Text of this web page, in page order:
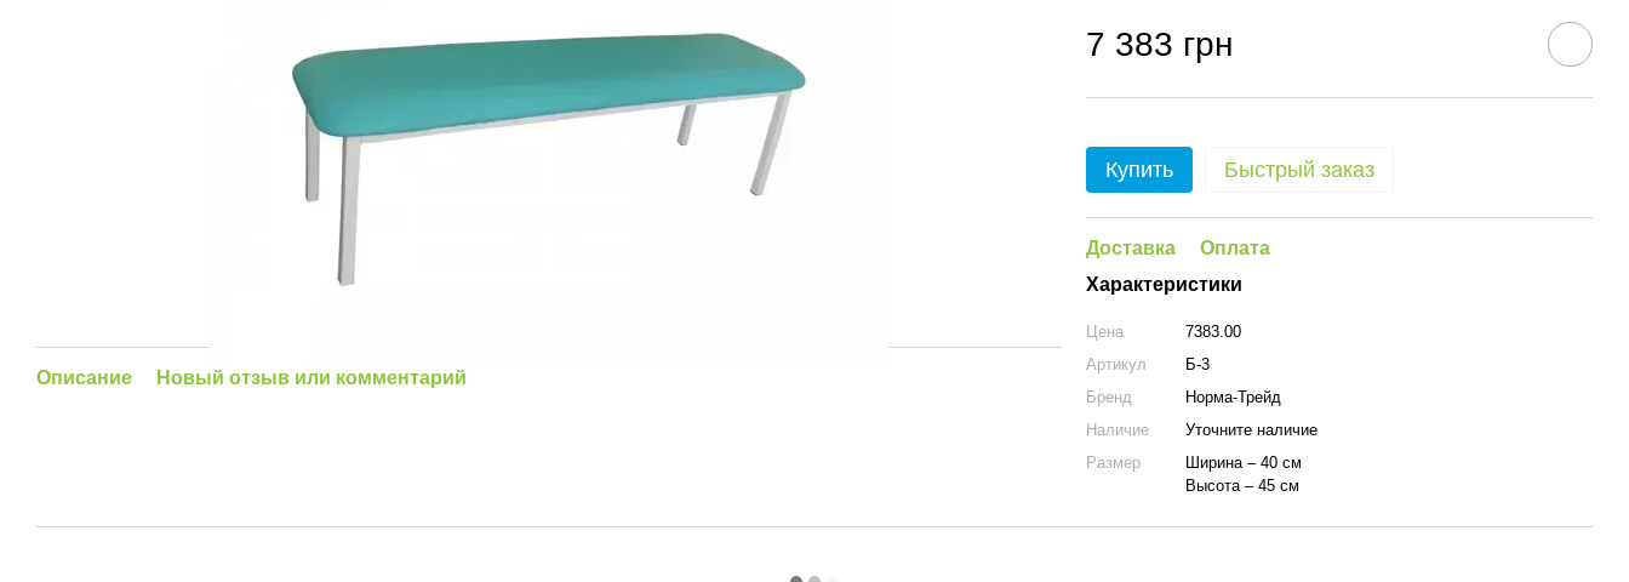
Описание Новый отзыв или комментарий
7 383 грн
Купить Быстрый заказ
Доставка
Оплата
Характеристики
Цена
7383.00
Артикул
Б-3
Бренд
Норма-Трейд
Наличие
Уточните наличие
Размер
Ширина – 40 см
Высота – 45 см